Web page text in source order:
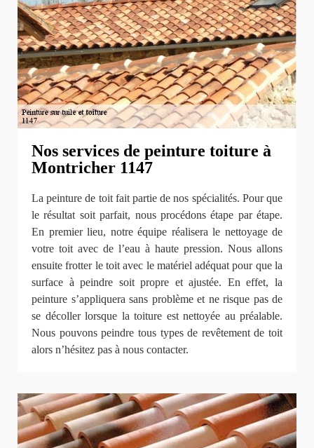
Nos services de peinture toiture à
Montricher 1147
La peinture de toit fait partie de nos spécialités. Pour que
le résultat soit parfait, nous procédons étape par étape.
En premier lieu, notre équipe réalisera le nettoyage de
votre toit avec de l’eau à haute pression. Nous allons
ensuite frotter le toit avec le matériel adéquat pour que la
surface à peindre soit propre et ajustée. En effet, la
peinture s’appliquera sans problème et ne risque pas de
se décoller lorsque la toiture est nettoyée au préalable.
Nous pouvons peindre tous types de revêtement de toit
alors n’hésitez pas à nous contacter.